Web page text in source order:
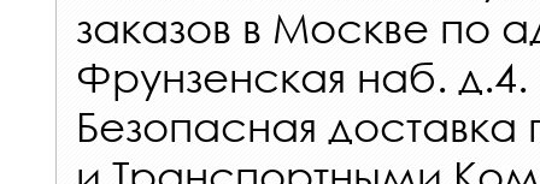
заказов в Москве по
Фрунзенская наб. д.4.
Безопасная